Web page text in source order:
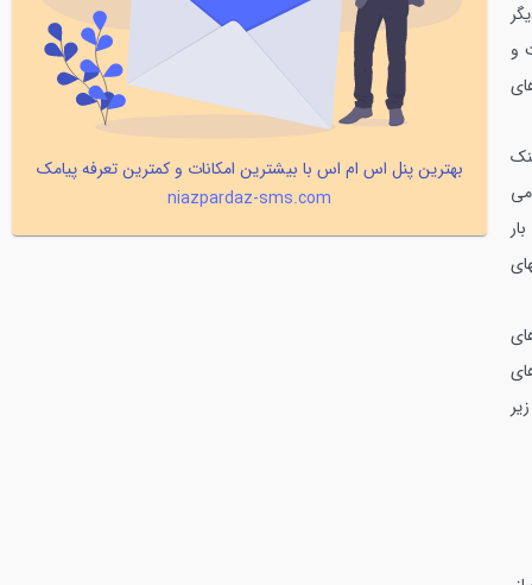
و
های 96000بی تی یو و موتور های گاز 404 زیر
بهترین پنل اس ام اس با بیشترین امکانات و کمترین تعرفه پیامک
niazpardaz-sms.com